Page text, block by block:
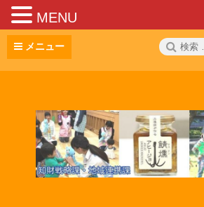
コ
メニュー
検
索:
MENU